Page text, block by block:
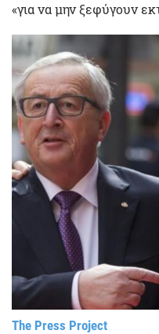
«για να μην ξεφύγουν
The Press Project